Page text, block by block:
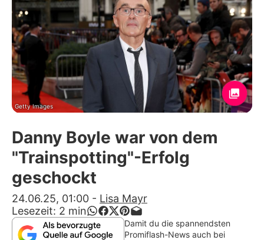
Stars
Filme & Serien
Lifestyle
Familie & Liebe
Promiflash Exklusiv
Alle Themen auf Promiflash
Jobs
App runterladen
Team
Getty Images
Danny Boyle war von dem
"Trainspotting"-Erfolg
geschockt
24.06.25, 01:00 - Lisa Mayr
Lesezeit: 2 min
Damit du die spannendsten
Promiflash-News auch bei